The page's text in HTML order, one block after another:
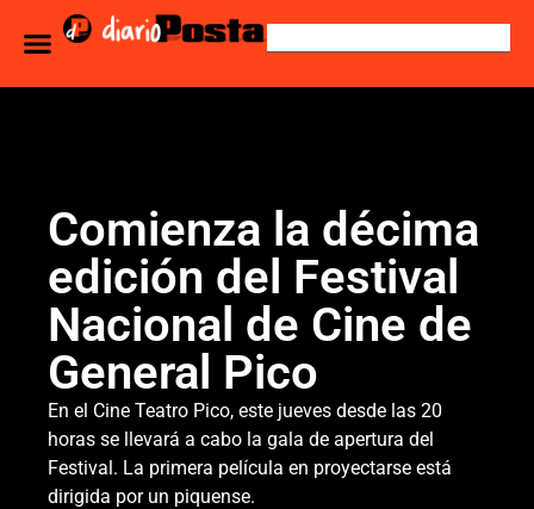
Comienza la décima
edición del Festival
Nacional de Cine de
General Pico
En el Cine Teatro Pico, este jueves desde las 20
horas se llevará a cabo la gala de apertura del
Festival. La primera película en proyectarse está
dirigida por un piquense.